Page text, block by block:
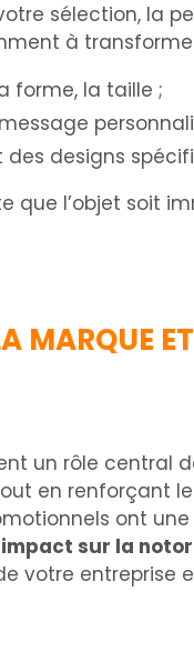
sélection, la
à
forme, la taille ;
des designs
que l’objet soit
MARQUE
un rôle central
en renforçant
ont
sur la
votre entreprise